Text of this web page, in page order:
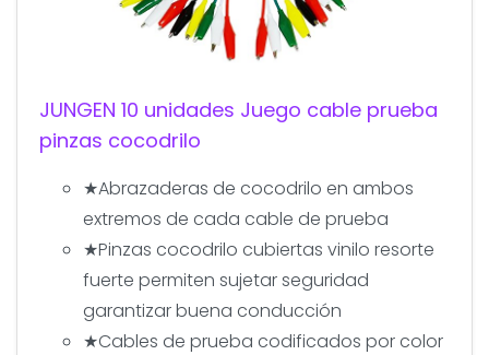
JUNGEN 10 unidades Juego cable prueba
pinzas cocodrilo
★Abrazaderas de cocodrilo en ambos
extremos de cada cable de prueba
★Pinzas cocodrilo cubiertas vinilo resorte
fuerte permiten sujetar seguridad
garantizar buena conducción
★Cables de prueba codificados por color